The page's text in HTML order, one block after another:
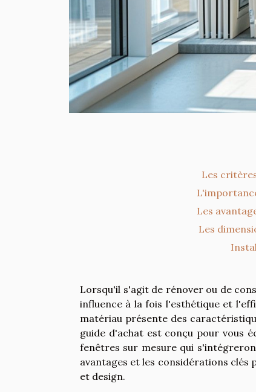
Les
Les
Les
Lorsqu'il s'agit de rénover ou de
influence à la fois l'esthétique et
matériau présente des
guide d'achat est conçu pour vous
fenêtres sur mesure qui
avantages et les considérations
et design.